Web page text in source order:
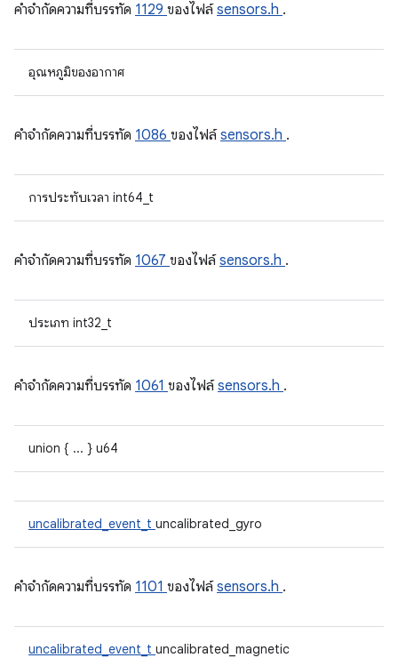
คําจํากัดความที่บรรทัด 1129 ของไฟล์sensors.h .
อุณหภูมิของอากาศ
คําจํากัดความที่บรรทัด 1086 ของไฟล์sensors.h .
การประทับเวลา int64_t
คําจํากัดความที่บรรทัด 1067 ของไฟล์sensors.h .
ประเภท int32_t
คําจํากัดความที่บรรทัด 1061 ของไฟล์sensors.h .
union { ... } u64
uncalibrated_event_t uncalibrated_gyro
คําจํากัดความที่บรรทัด 1101 ของไฟล์sensors.h .
uncalibrated_event_t uncalibrated_magnetic